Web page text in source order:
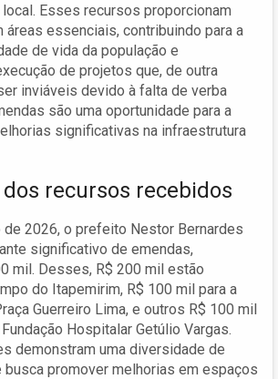
Esses recursos proporcionam
áreas essenciais, contribuindo para a
de vida da população e
de projetos que, de outra
inviáveis devido à falta de verba
são uma oportunidade para a
significativas na infraestrutura
recursos recebidos
de 2026, o prefeito Nestor Bernardes
significativo de emendas,
mil. Desses, R$ 200 mil estão
do Itapemirim, R$ 100 mil para a
Guerreiro Lima, e outros R$ 100 mil
Hospitalar Getúlio Vargas.
demonstram uma diversidade de
busca promover melhorias em espaços